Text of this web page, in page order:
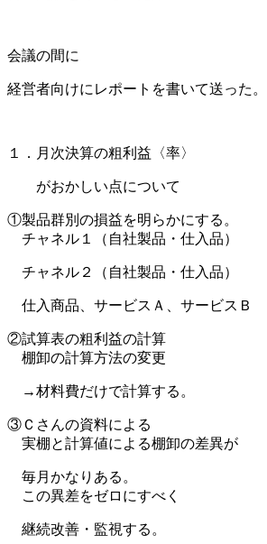
会議の間に
経営者向けにレポートを書いて送った。
１．月次決算の粗利益〈率〉
がおかしい点について
①製品群別の損益を明らかにする。
チャネル１（自社製品・仕入品）
チャネル２（自社製品・仕入品）
仕入商品、サービスＡ、サービスＢ
②試算表の粗利益の計算
棚卸の計算方法の変更
→材料費だけで計算する。
③Ｃさんの資料による
実棚と計算値による棚卸の差異が
毎月かなりある。
この異差をゼロにすべく
継続改善・監視する。